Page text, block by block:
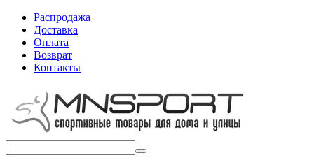
Распродажа
Доставка
Оплата
Возврат
Контакты